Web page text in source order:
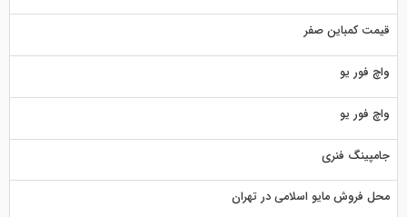
قیمت کمباین صفر
واچ فور یو
واچ فور یو
جامپینگ فنری
محل فروش مایو اسلامی در تهران